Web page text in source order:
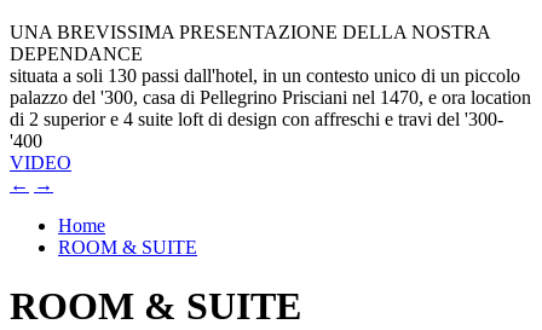
UNA BREVISSIMA PRESENTAZIONE DELLA NOSTRA
DEPENDANCE
situata a soli 130 passi dall'hotel, in un contesto unico di un piccolo
palazzo del '300, casa di Pellegrino Prisciani nel 1470, e ora location
di 2 superior e 4 suite loft di design con affreschi e travi del '300-
'400
VIDEO
← →
Home
ROOM & SUITE
ROOM & SUITE